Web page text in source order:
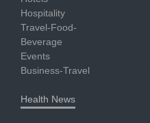
Hospitality
Travel-Food-
Beverage
Events
Business-Travel
Health News